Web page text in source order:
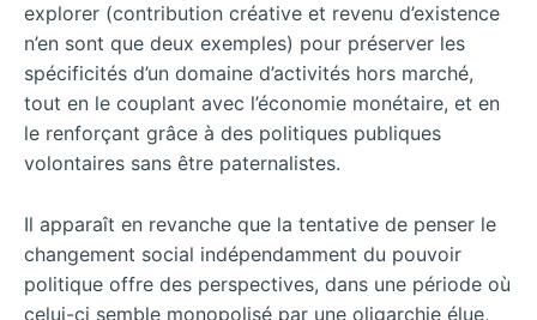
explorer (contribution créative et revenu d’existence
n’en sont que deux exemples) pour préserver les
spécificités d’un domaine d’activités hors marché,
tout en le couplant avec l’économie monétaire, et en
le renforçant grâce à des politiques publiques
volontaires sans être paternalistes.
Il apparaît en revanche que la tentative de penser le
changement social indépendamment du pouvoir
politique offre des perspectives, dans une période où
celui-ci semble monopolisé par une oligarchie élue,